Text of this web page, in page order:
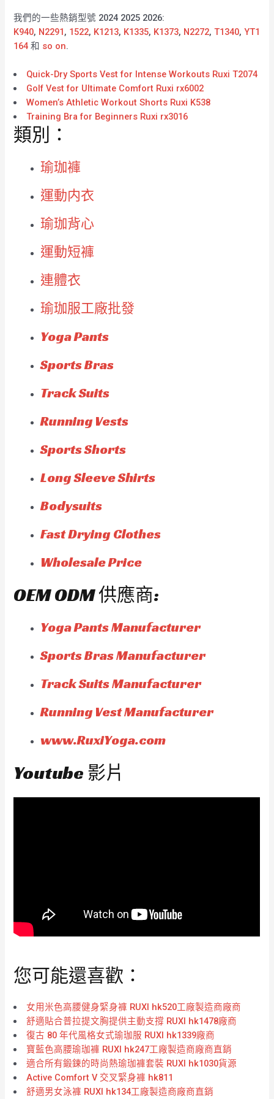
我們的一些熱銷型號 2024 2025 2026:
K940, N2291, 1522, K1213, K1335, K1373, N2272,T1340,YT1
164 和 so on.
Quick-Dry Sports Vest for Intense Workouts Ruxi T2074
Golf Vest for Ultimate Comfort Ruxi rx6002
Women’s Athletic Workout Shorts Ruxi K538
Training Bra for Beginners Ruxi rx3016
類別：
瑜珈褲
運動内衣
瑜珈背心
運動短褲
連體衣
瑜珈服工廠批發
Yoga Pants
Sports Bras
Track Suits
Running Vests
Sports Shorts
Long Sleeve Shirts
Bodysuits
Fast Drying Clothes
Wholesale Price
OEM ODM 供應商:
Yoga Pants Manufacturer
Sports Bras Manufacturer
Track Suits Manufacturer
Running Vest Manufacturer
www.RuxiYoga.com
Youtube 影片
您可能還喜歡：
女用米色高腰健身緊身褲 RUXI hk520工廠製造商廠商
舒適貼合普拉提文胸提供主動支撐 RUXI hk1478廠商
復古 80 年代風格女式瑜珈服 RUXI hk1339廠商
寶藍色高腰瑜珈褲 RUXI hk247工廠製造商廠商直銷
適合所有鍛鍊的時尚熱瑜珈褲套裝 RUXI hk1030貨源
Active Comfort V 交叉緊身褲 hk811
舒適男女泳褲 RUXI hk134工廠製造商廠商直銷